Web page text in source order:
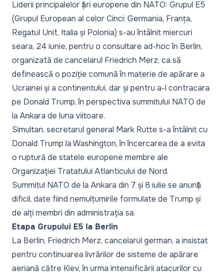
Liderii principalelor țări europene din NATO: Grupul E5
(Grupul European al celor Cinci: Germania, Franța,
Regatul Unit, Italia și Polonia) s-au întâlnit miercuri
seara, 24 iunie, pentru o consultare ad-hoc în Berlin,
organizată de cancelarul Friedrich Merz, ca să
definească o poziție comună în materie de apărare a
Ucrainei și a continentului, dar și pentru a-l contracara
pe Donald Trump, în perspectiva summitului NATO de
la Ankara de luna viitoare.
Simultan, secretarul general Mark Rutte s-a întâlnit cu
Donald Trump la Washington, în încercarea de a evita
o ruptură de statele europene membre ale
Organizației Tratatului Atlanticului de Nord.
Summitul NATO de la Ankara din 7 și 8 iulie se anunță
dificil, date fiind nemulțumirile formulate de Trump și
de alți membri din administrația sa.
Etapa Grupului E5 la Berlin
La Berlin, Friedrich Merz, cancelarul german, a insistat
pentru continuarea livrărilor de sisteme de apărare
aeriană către Kiev, în urma intensificării atacurilor cu